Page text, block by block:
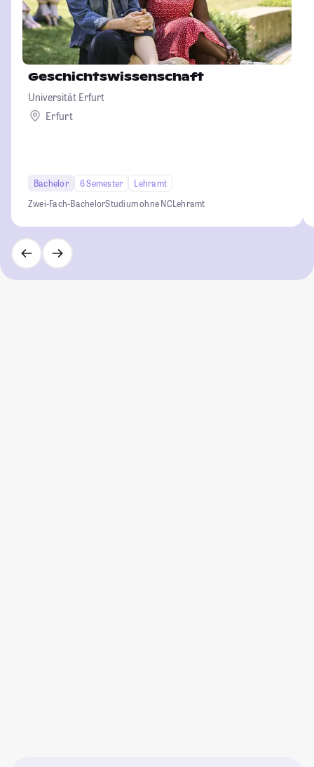
Geschichtswissenschaft
Universität Erfurt
Erfurt
Bachelor 6 Semester
Lehramt
Zwei-Fach-BachelorStudium ohne NCLehramt